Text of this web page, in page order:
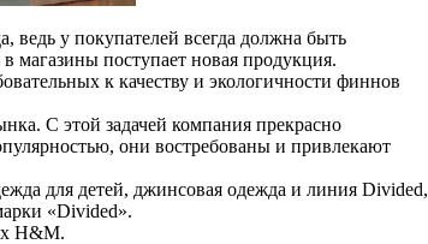
ведь у покупателей всегда должна быть
поступает новая продукция.
к качеству и экологичности финнов
С этой задачей компания прекрасно
они востребованы и привлекают
для детей, джинсовая одежда и линия Divided,
«Divided».
H&M.